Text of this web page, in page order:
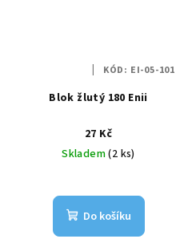
Blok žlutý 180 Enii
27 Kč
Skladem(2 ks)
Do košíku
KÓD: EI-05-101